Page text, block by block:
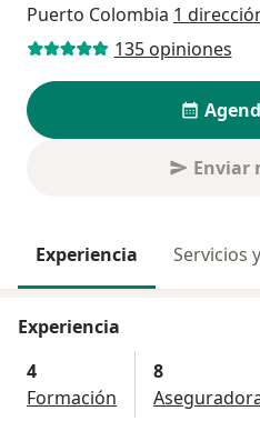
Puerto Colombia 1
135 opiniones
Enviar
Experiencia Servicios
Experiencia
4
Formación
8